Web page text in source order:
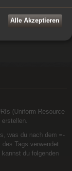
(Uniform Resource
was du nach dem =-
Tags verwendet.
du folgenden
Alle Akzeptieren